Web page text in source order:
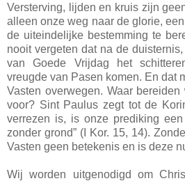
Versterving, lijden en kruis zijn
alleen onze weg naar de glorie,
de uiteindelijke bestemming te
nooit vergeten dat na de
van Goede Vrijdag het
vreugde van Pasen komen. En dat
Vasten overwegen. Waar
voor? Sint Paulus zegt tot de
verrezen is, is onze prediking
zonder grond” (I Kor. 15, 14).
Vasten geen betekenis en is deze
Wij worden uitgenodigd om